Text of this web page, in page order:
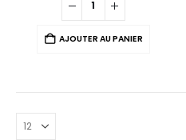
AJOUTER AU PANIER